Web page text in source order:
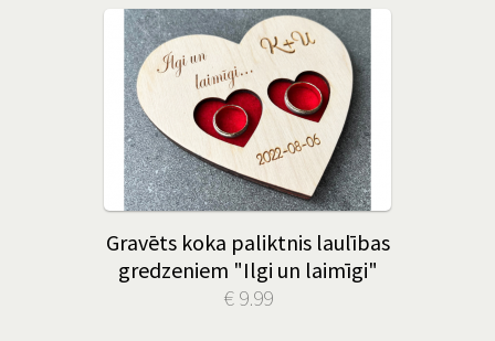
Gravēts koka paliktnis laulības
gredzeniem "Ilgi un laimīgi"
€ 9.99